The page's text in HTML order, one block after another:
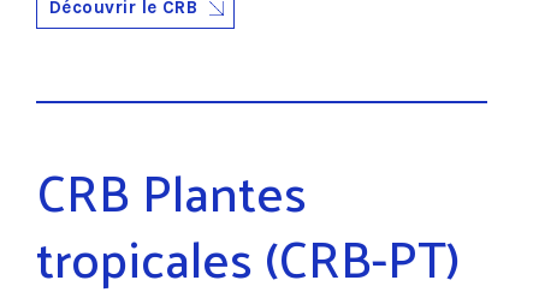
Découvrir le CRB
CRB Plantes
tropicales (CRB-PT)